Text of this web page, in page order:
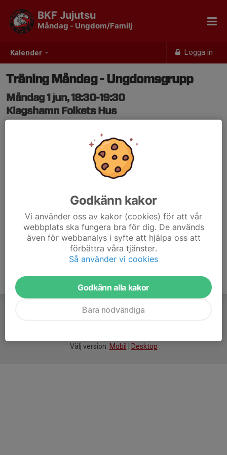
Kalender Logga in
BKF Jujutsu
Måndag - Ungdom/Familj
Träning Måndag - Ungdomsgrupp
Måndag 1 jun, 18:30-19:30
Klagshamn Folkets Hus
Välj version: Mobil Desktop
Godkänn kakor
Vi använder oss av kakor (cookies) för att vår
webbplats ska fungera bra för dig. De används
även för webbanalys i syfte att hjälpa oss att
förbättra våra tjänster.
Så använder vi cookies
Godkänn alla kakor
Bara nödvändiga